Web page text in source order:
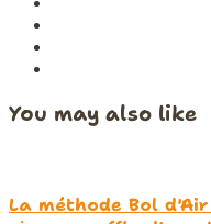
You may also like
La méthode Bol